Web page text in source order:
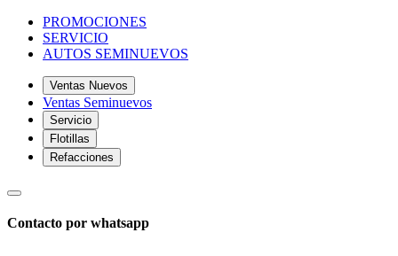
PROMOCIONES
SERVICIO
AUTOS SEMINUEVOS
Ventas Nuevos
Ventas Seminuevos
Servicio
Flotillas
Refacciones
Contacto por whatsapp